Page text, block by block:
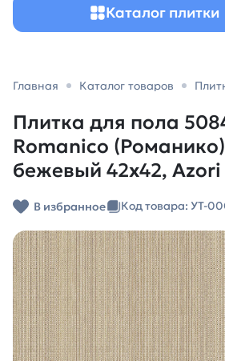
Каталог плитки
Главная Каталог товаров
Плитка для пола
Romanico
бежевый 42х42,
В избранное Код товара: УТ-